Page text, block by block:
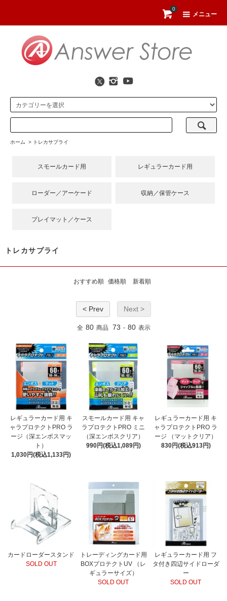
メニュー
0
ホーム > トレカサプライ
スモールカード用 レギュラーカード用
ローダー／アーケード 収納／保管ケース
プレイマット／ケース
トレカサプライ
おすすめ順 価格順 新着順
< Prev Next >
全 80 商品 73 - 80 表示
レギュラーカード用 キ
ャラプロテクトPRO ラ
ージ（深エンボスマッ
ト）
1,030円(税込1,133円)
スモールカード用 キャ
ラプロテクトPRO ミニ
（深エンボスクリア）
990円(税込1,089円)
レギュラーカード用 キ
ャラプロテクトPRO ラ
ージ （マットクリア）
830円(税込913円)
カードローダースタンド
SOLD OUT
トレーディングカード用
BOXプロテクトUV （レ
ギュラーサイズ）
SOLD OUT
レギュラーカード用 フ
タ付き四辺サイドローダ
ー
SOLD OUT